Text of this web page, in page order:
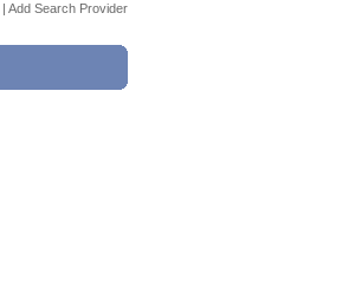
| Add Search Provider